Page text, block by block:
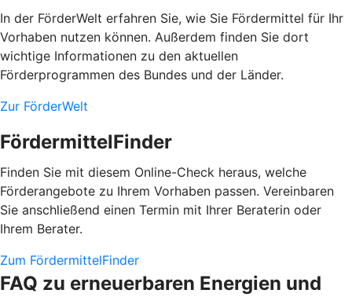
In der FörderWelt erfahren Sie, wie Sie Fördermittel für Ihr
Vorhaben nutzen können. Außerdem finden Sie dort
wichtige Informationen zu den aktuellen
Förderprogrammen des Bundes und der Länder.
Zur FörderWelt
FördermittelFinder
Finden Sie mit diesem Online-Check heraus, welche
Förderangebote zu Ihrem Vorhaben passen. Vereinbaren
Sie anschließend einen Termin mit Ihrer Beraterin oder
Ihrem Berater.
Zum FördermittelFinder
FAQ zu erneuerbaren Energien und